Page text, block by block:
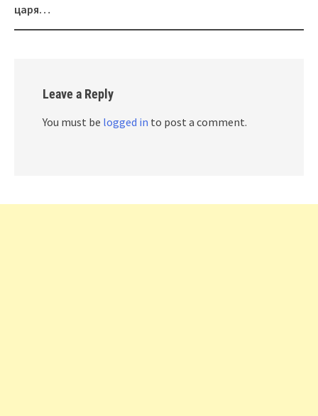
царя…
Leave a Reply
You must be logged in to post a comment.